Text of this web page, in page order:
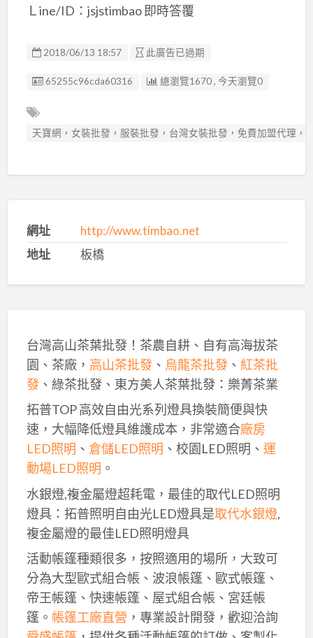
Ｌine/ID：jsjstimbao 即時答覆
2018/06/13 18:57 此廣告已過期
廣告编號
65255c96cda60316 總瀏覽1670 , 今天瀏覽0
天寶網，女裝批發，服裝批發，台灣女裝批發，免費加盟代理
網址
http://www.timbao.net
地址
板橋
台灣高山茶葉批發！茶農自耕、自有高海拔茶
園、茶廠， 高山茶批發、 烏龍茶批發、 紅茶批
發、綠茶批發、東方美人茶葉批發：樂菁茶業
拓普TOP 高效自由光系列燈具換裝簡便與快
速，大幅降低燈具維護成本，非常適合廠房
LED照明 、 倉儲LED照明 、校園LED照明、 運
動場LED照明 。
水銀燈,複金屬燈超耗電，最佳的取代LED照明
燈具：拓普照明自由光LED燈具是取代水銀燈,
複金屬燈的最佳LED照明燈具
活動帳篷種類很多，按照適用的場所，大致可
分為大型歐式組合帳、波浪帳篷、歐式帳篷、
帝王帳篷、快速帳篷、屋式組合帳、宮廷帳
篷。 帳篷工廠直營 ，專業設計開發，歡迎洽詢